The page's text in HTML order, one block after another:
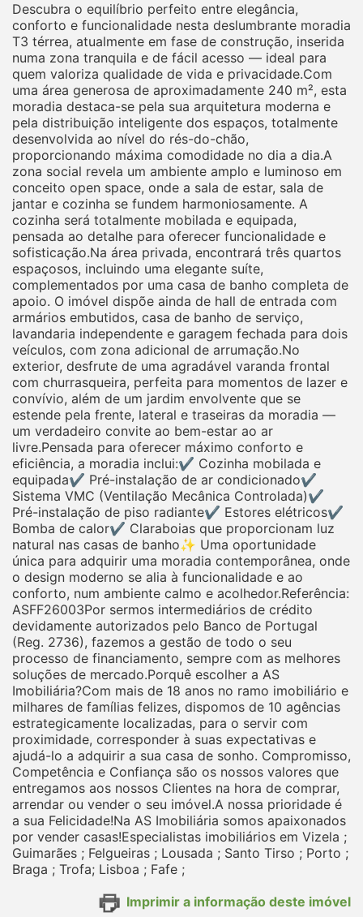
Descubra o equilíbrio perfeito entre elegância,
conforto e funcionalidade nesta deslumbrante moradia
T3 térrea, atualmente em fase de construção, inserida
numa zona tranquila e de fácil acesso — ideal para
quem valoriza qualidade de vida e privacidade.Com
uma área generosa de aproximadamente 240 m², esta
moradia destaca-se pela sua arquitetura moderna e
pela distribuição inteligente dos espaços, totalmente
desenvolvida ao nível do rés-do-chão,
proporcionando máxima comodidade no dia a dia.A
zona social revela um ambiente amplo e luminoso em
conceito open space, onde a sala de estar, sala de
jantar e cozinha se fundem harmoniosamente. A
cozinha será totalmente mobilada e equipada,
pensada ao detalhe para oferecer funcionalidade e
sofisticação.Na área privada, encontrará três quartos
espaçosos, incluindo uma elegante suíte,
complementados por uma casa de banho completa de
apoio. O imóvel dispõe ainda de hall de entrada com
armários embutidos, casa de banho de serviço,
lavandaria independente e garagem fechada para dois
veículos, com zona adicional de arrumação.No
exterior, desfrute de uma agradável varanda frontal
com churrasqueira, perfeita para momentos de lazer e
convívio, além de um jardim envolvente que se
estende pela frente, lateral e traseiras da moradia —
um verdadeiro convite ao bem-estar ao ar
livre.Pensada para oferecer máximo conforto e
eficiência, a moradia inclui:✔ Cozinha mobilada e
equipada✔ Pré-instalação de ar condicionado✔
Sistema VMC (Ventilação Mecânica Controlada)✔
Pré-instalação de piso radiante✔ Estores elétricos✔
Bomba de calor✔ Claraboias que proporcionam luz
natural nas casas de banho✨ Uma oportunidade
única para adquirir uma moradia contemporânea, onde
o design moderno se alia à funcionalidade e ao
conforto, num ambiente calmo e acolhedor.Referência:
ASFF26003Por sermos intermediários de crédito
devidamente autorizados pelo Banco de Portugal
(Reg. 2736), fazemos a gestão de todo o seu
processo de financiamento, sempre com as melhores
soluções de mercado.Porquê escolher a AS
Imobiliária?Com mais de 18 anos no ramo imobiliário e
milhares de famílias felizes, dispomos de 10 agências
estrategicamente localizadas, para o servir com
proximidade, corresponder à suas expectativas e
ajudá-lo a adquirir a sua casa de sonho. Compromisso,
Competência e Confiança são os nossos valores que
entregamos aos nossos Clientes na hora de comprar,
arrendar ou vender o seu imóvel.A nossa prioridade é
a sua Felicidade!Na AS Imobiliária somos apaixonados
por vender casas!Especialistas imobiliários em Vizela ;
Guimarães ; Felgueiras ; Lousada ; Santo Tirso ; Porto ;
Braga ; Trofa; Lisboa ; Fafe ;
Imprimir a informação deste imóvel